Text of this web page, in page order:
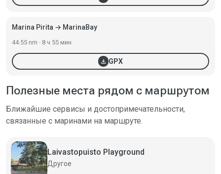
Marina Pirita → MarinaBay
44.55 nm · 8 ч 55 мин
download GPX
Полезные места рядом с маршрутом
Ближайшие сервисы и достопримечательности,
связанные с маринами на маршруте.
Laivastopuisto Playground
Другое